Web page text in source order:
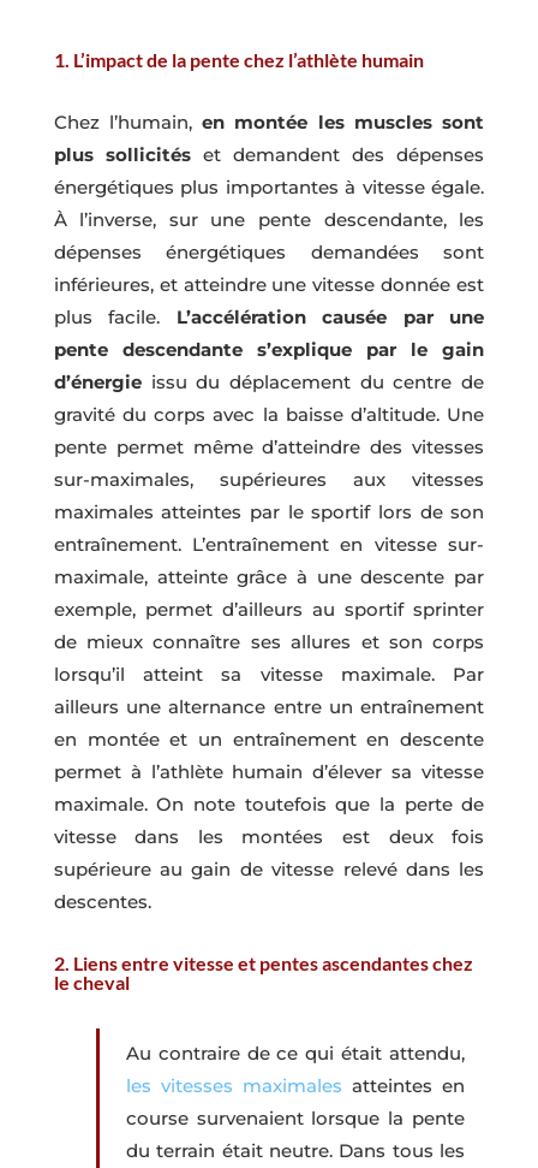
1. L’impact de la pente chez l’athlète humain
Chez l’humain,en montée les muscles sont
plus sollicitéset demandent des dépenses
énergétiques plus importantes à vitesse égale.
À l’inverse, sur une pente descendante, les
dépenses énergétiques demandées sont
inférieures, et atteindre une vitesse donnée est
plus facile. L’accélération causée par une
pente descendante s’explique par le gain
d’énergieissu du déplacement du centre de
gravité du corps avec la baisse d’altitude. Une
pente permet même d’atteindre des vitesses
sur-maximales, supérieures aux vitesses
maximales atteintes par le sportif lors de son
entraînement. L’entraînement en vitesse sur-
maximale, atteinte grâce à une descente par
exemple, permet d’ailleurs au sportif sprinter
de mieux connaître ses allures et son corps
lorsqu’il atteint sa vitesse maximale. Par
ailleurs une alternance entre un entraînement
en montée et un entraînement en descente
permet à l’athlète humain d’élever sa vitesse
maximale. On note toutefois que la perte de
vitesse dans les montées est deux fois
supérieure au gain de vitesse relevé dans les
descentes.
2. Liens entre vitesse et pentes ascendantes chez
le cheval
Au contraire de ce qui était attendu,
les vitesses maximales atteintes en
course survenaient lorsque la pente
du terrain était neutre. Dans tous les